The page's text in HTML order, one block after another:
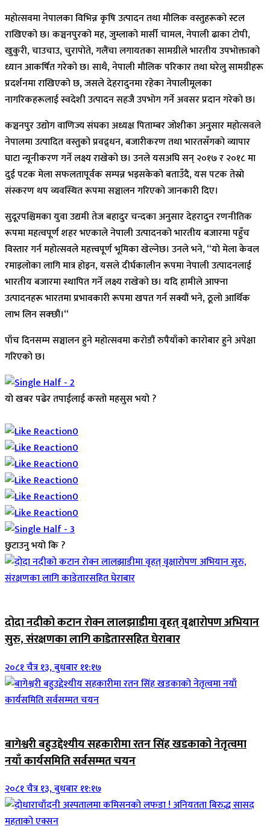
महोत्सवमा नेपालका विभिन्न कृषि उत्पादन तथा मौलिक वस्तुहरूको स्टल
राखिएको छ। कञ्चनपुरको मह, जुम्लाको मार्सी चामल, नेपाली ढाका टोपी,
खुकुरी, चाउचाउ, चुरापोते, गलैंचा लगायतका सामग्रीले भारतीय उपभोक्ताको
ध्यान आकर्षित गरेको छ। साथै, नेपाली मौलिक परिकार तथा घरेलु सामग्रीहरू
प्रदर्शनमा राखिएको छ, जसले देहरादुनमा रहेका नेपालीमूलका
नागरिकहरूलाई स्वदेशी उत्पादन सहजै उपभोग गर्ने अवसर प्रदान गरेको छ।
कञ्चनपुर उद्योग वाणिज्य संघका अध्यक्ष पिताम्बर जोशीका अनुसार महोत्सवले
नेपालमा उत्पादित वस्तुको प्रवद्र्धन, बजारीकरण तथा भारतसँगको व्यापार
घाटा न्यूनीकरण गर्ने लक्ष्य राखेको छ। उनले यसअघि सन् २०१७ र २०१८ मा
दुई पटक मेला सफलतापूर्वक सम्पन्न भइसकेको बताउँदै, यस पटक तेस्रो
संस्करण थप व्यवस्थित रूपमा सञ्चालन गरिएको जानकारी दिए।
सुदूरपश्चिमका युवा उद्यमी तेज बहादुर चन्दका अनुसार देहरादुन रणनीतिक
रूपमा महत्वपूर्ण शहर भएकाले नेपाली उत्पादनको भारतीय बजारमा पहुँच
विस्तार गर्न महोत्सवले महत्त्वपूर्ण भूमिका खेल्नेछ। उनले भने, “यो मेला केवल
रमाइलोका लागि मात्र होइन, यसले दीर्घकालीन रूपमा नेपाली उत्पादनलाई
भारतीय बजारमा स्थापित गर्ने लक्ष्य राखेको छ। यदि हामीले आफ्ना
उत्पादनहरू भारतमा प्रभावकारी रूपमा खपत गर्न सक्यौं भने, ठूलो आर्थिक
लाभ लिन सक्छौं।“
पाँच दिनसम्म सञ्चालन हुने महोत्सवमा करोडौं रुपैयाँको कारोबार हुने अपेक्षा
गरिएको छ।
यो खबर पढेर तपाईलाई कस्तो महसुस भयो ?
0
0
0
0
0
0
छुटाउनु भयो कि ?
दोदा नदीको कटान रोक्न लालझाडीमा वृहत् वृक्षारोपण अभियान
सुरु, संरक्षणका लागि काडेतारसहित घेराबार
२०८१ चैत्र १३, बुधबार ११:१७
बागेश्वरी बहुउद्देश्यीय सहकारीमा रतन सिंह खडकाको नेतृत्वमा
नयाँ कार्यसमिति सर्वसम्मत चयन
२०८१ चैत्र १३, बुधबार ११:१७